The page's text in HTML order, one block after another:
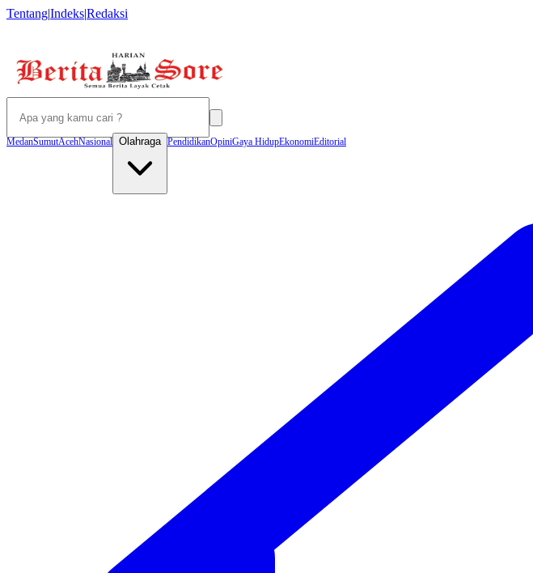
Tentang|Indeks|Redaksi
MedanSumutAcehNasional Olahraga PendidikanOpiniGaya HidupEkonomiEditorial